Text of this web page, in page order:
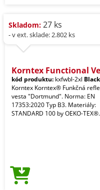
Skladom: 27 ks
- v ext. sklade: 2.802 ks
Korntex Functional
kód produktu: kxfwbl-2xl Black
Korntex Korntex® Funkčná reflexná
vesta "Dortmund". Norma: EN
17353:2020 Typ B3. Materiály:
STANDARD 100 by OEKO-TEX®.